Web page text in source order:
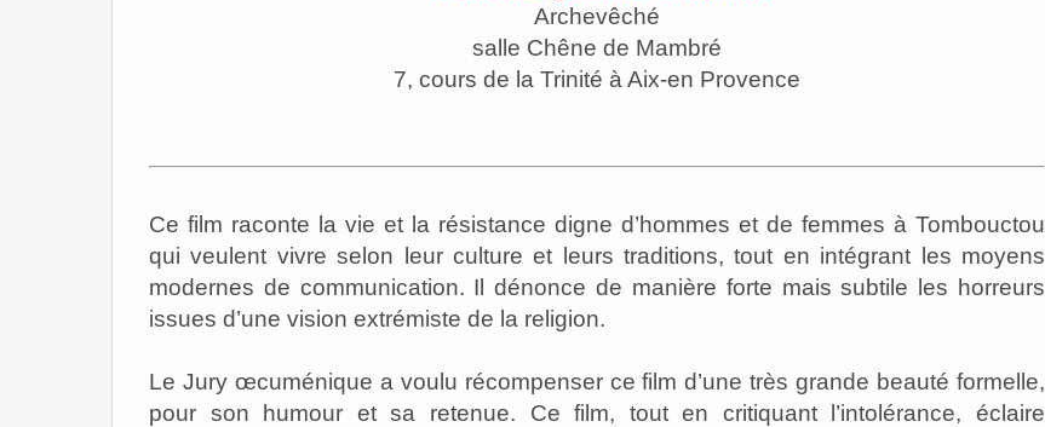
Archevêché
salle Chêne de Mambré
7, cours de la Trinité à Aix-en Provence
Ce film raconte la vie et la résistance digne d’hommes et de femmes à Tombouctou
qui veulent vivre selon leur culture et leurs traditions, tout en intégrant les moyens
modernes de communication. Il dénonce de manière forte mais subtile les horreurs
issues d’une vision extrémiste de la religion.
Le Jury œcuménique a voulu récompenser ce film d’une très grande beauté formelle,
pour son humour et sa retenue. Ce film, tout en critiquant l’intolérance, éclaire